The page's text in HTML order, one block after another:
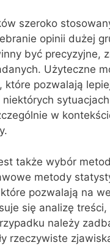
szeroko
opinii dużej
być precyzyjne,
Użyteczne
pozwalają
w
także wybór
metody
pozwalają na
się analizę
należy
rzeczywiste